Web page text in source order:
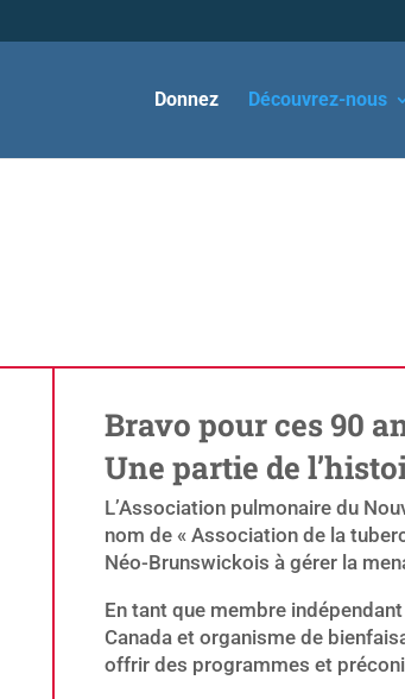
Donnez Découvrez-nous
Bravo pour ces 90
Une partie de
L’Association pulmonaire du
nom de « Association de la
Néo-Brunswickois à gérer la
En tant que membre
Canada et organisme de
offrir des programmes et